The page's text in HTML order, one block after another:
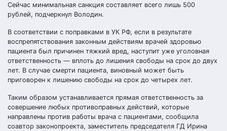
Сейчас минимальная санкция составляет всего лишь 500
рублей, подчеркнул Володин.
В соответствии с поправками в УК РФ, если в результате
воспрепятствования законным действиям врачей здоровью
пациента был причинен тяжкий вред, наступит уже уголовная
ответственность — вплоть до лишения свободы на срок до двух
лет. В случае смерти пациента, виновный может быть
приговорен к лишению свободы на срок до четырех лет.
Таким образом устанавливается прямая ответственность за
совершение любых противоправных действий, которые
направлены против работы врача с пациентами, сообщила
соавтор законопроекта, заместитель председателя ГД Ирина